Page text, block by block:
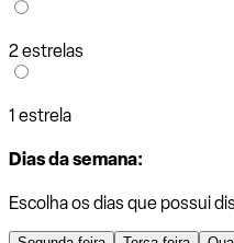
2 estrelas
1 estrela
Dias da semana:
Escolha os dias que possui